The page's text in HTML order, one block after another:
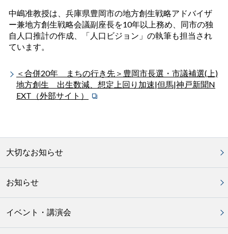
中嶋准教授は、兵庫県豊岡市の地方創生戦略アドバイザ
ー兼地方創生戦略会議副座長を10年以上務め、同市の独
自人口推計の作成、「人口ビジョン」の執筆も担当され
ています。
＜合併20年 まちの行き先＞豊岡市長選・市議補選(上)
地方創生 出生数減、想定上回り加速|但馬|神戸新聞N
EXT（外部サイト）
大切なお知らせ
お知らせ
イベント・講演会